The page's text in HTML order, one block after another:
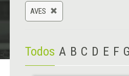
AVES
Todos A B C D E F G